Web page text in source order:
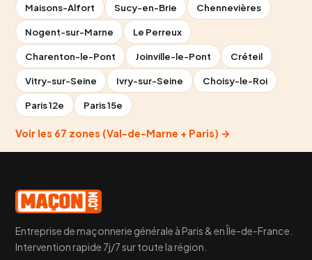
Maisons-Alfort Sucy-en-Brie Chennevières
Nogent-sur-Marne Le Perreux
Charenton-le-Pont Joinville-le-Pont Créteil
Vitry-sur-Seine Ivry-sur-Seine Choisy-le-Roi
Paris 12e Paris 15e
Voir les 67 zones (Val-de-Marne + Paris) →
Entreprise de maçonnerie générale à Paris & en Île-de-France.
Intervention rapide 7j/7 sur toute la région.